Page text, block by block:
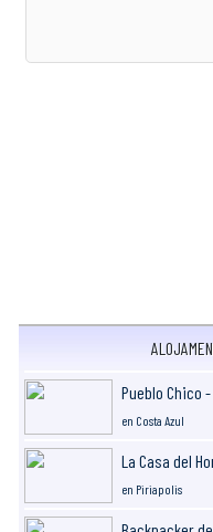
Pueblo Chico
en Costa Azul
La Casa del
en Piriapolis